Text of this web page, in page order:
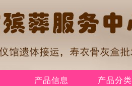
产品信息 产品分类